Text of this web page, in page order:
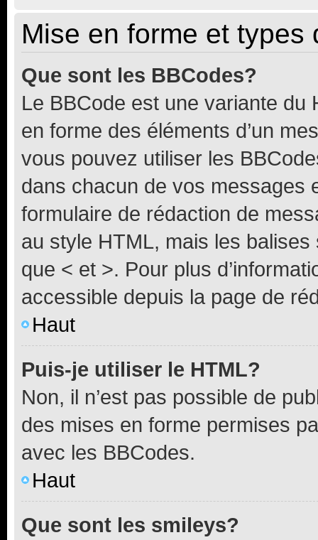
Mise en forme et types
Que sont les BBCodes?
Le BBCode est une variante du
en forme des éléments d’un
vous pouvez utiliser les
dans chacun de vos messages
formulaire de rédaction de
au style HTML, mais les
que < et >. Pour plus
accessible depuis la page de
Haut
Puis-je utiliser le HTML?
Non, il n’est pas possible de
des mises en forme permises
avec les BBCodes.
Haut
Que sont les smileys?